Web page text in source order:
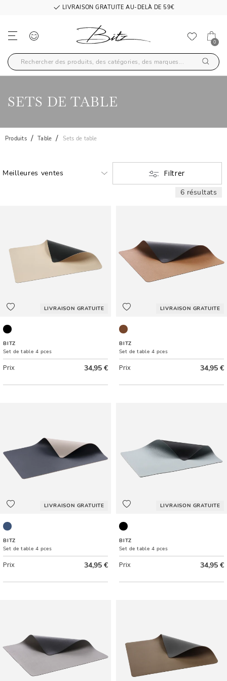
LIVRAISON GRATUITE AU-DELÀ DE 59€
0
SETS DE TABLE
Produits Table Sets de table
Filtrer
6 résultats
LIVRAISON GRATUITE
Noir/Crème
BITZ
Set de table 4 pces
Prix 34,95 €
LIVRAISON GRATUITE
Brown/Black
BITZ
Set de table 4 pces
Prix 34,95 €
LIVRAISON GRATUITE
Bleu roi/Sable
BITZ
Set de table 4 pces
Prix 34,95 €
LIVRAISON GRATUITE
Noir/Bleu clair
BITZ
Set de table 4 pces
Prix 34,95 €